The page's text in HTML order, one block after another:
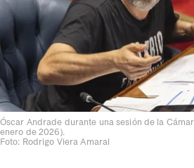
Óscar Andrade durante una sesión de la
enero de 2026).
Foto: Rodrigo Viera Amaral